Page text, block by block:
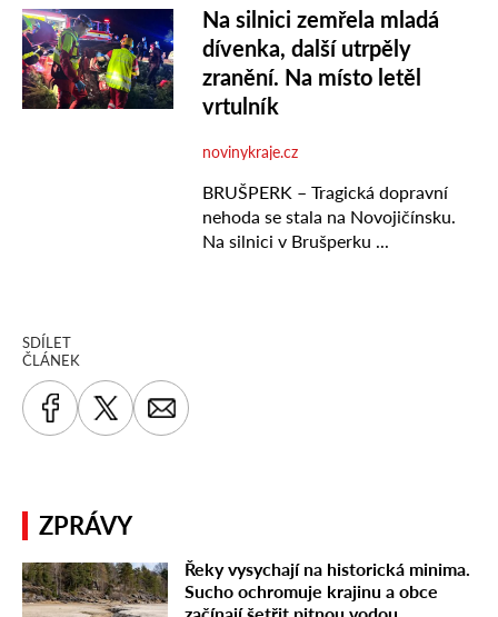
SDÍLET
ČLÁNEK
ZPRÁVY
Řeky vysychají na historická minima.
Sucho ochromuje krajinu a obce